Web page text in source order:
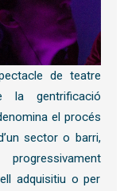
de teatre
la gentrificació
el procés
sector o barri,
adquisitiu o per